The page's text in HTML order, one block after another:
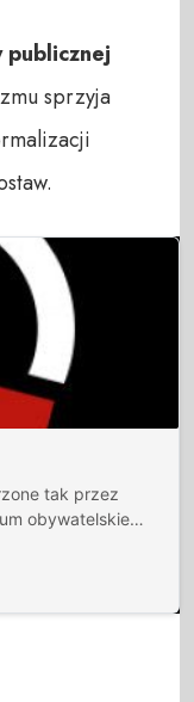
publicznej
sprzyja
tak przez
obywatelskie